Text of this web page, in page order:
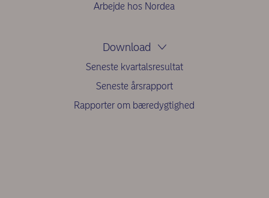
Arbejde hos Nordea
Download
Seneste kvartalsresultat
Seneste årsrapport
Rapporter om bæredygtighed